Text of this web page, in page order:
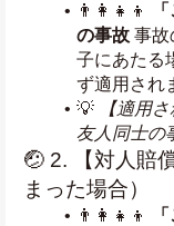
👨‍👩‍👧‍👦
の事故 事故
子にあたる
ず適用され
💡
【適用
友人同士の
🤕 2. 【対人賠
まった場合）
👨‍👩‍👧‍👦